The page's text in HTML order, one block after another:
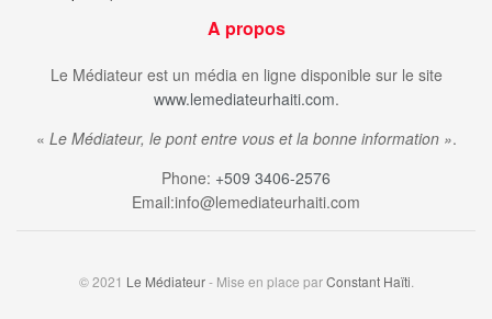
A propos
Le Médiateur est un média en ligne disponible sur le site
www.lemediateurhaiti.com.
« Le Médiateur, le pont entre vous et la bonne information ».
Phone: +509 3406-2576
Email:info@lemediateurhaiti.com
© 2021 Le Médiateur- Mise en place parConstant Haïti